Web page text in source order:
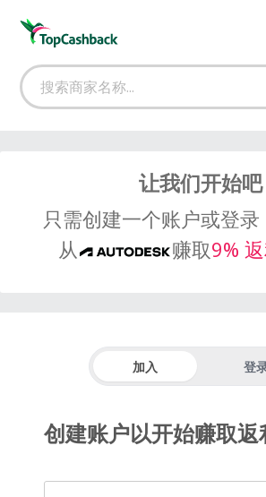
让我们开始吧
只需创建一个账户或登
从
赚取9%
加入 登
创建账户以开始赚取返